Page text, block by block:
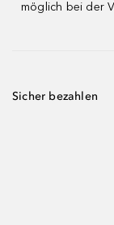
möglich bei der
Sicher bezahlen